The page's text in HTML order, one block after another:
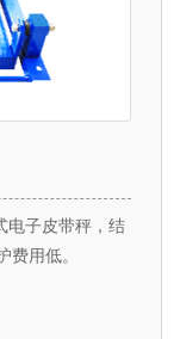
电子皮带秤，结
用低。